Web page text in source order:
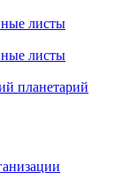
листы
листы
планетарий